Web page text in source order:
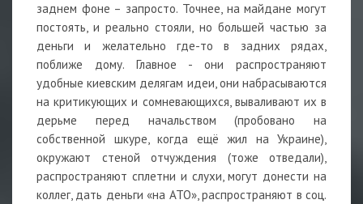
заднем фоне – запросто. Точнее, на майдане могут
постоять, и реально стояли, но большей частью за
деньги и желательно где-то в задних рядах,
поближе дому. Главное - они распространяют
удобные киевским делягам идеи, они набрасываются
на критикующих и сомневающихся, вываливают их в
дерьме перед начальством (пробовано на
собственной шкуре, когда ещё жил на Украине),
окружают стеной отчуждения (тоже отведали),
распространяют сплетни и слухи, могут донести на
коллег, дать деньги «на АТО», распространяют в соц.